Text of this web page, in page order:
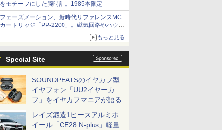
をモチーフにした腕時計。1985本限定
フェーズメーション、新時代リファレンスMC
カートリッジ「PP-2200」。磁気回路やハウジ
もっと見る
Special Site
SOUNDPEATSのイヤカフ型
イヤフォン「UU2イヤーカ
フ」をイヤカフマニアが語る
レイズ鍛造1ピースアルミホ
イール「CE28 N-plus」軽量